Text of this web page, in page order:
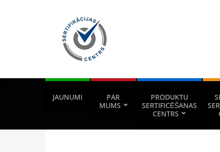
JAUNUMI
PAR
MUMS
PRODUKTU
SERTIFICĒŠANAS
CENTRS